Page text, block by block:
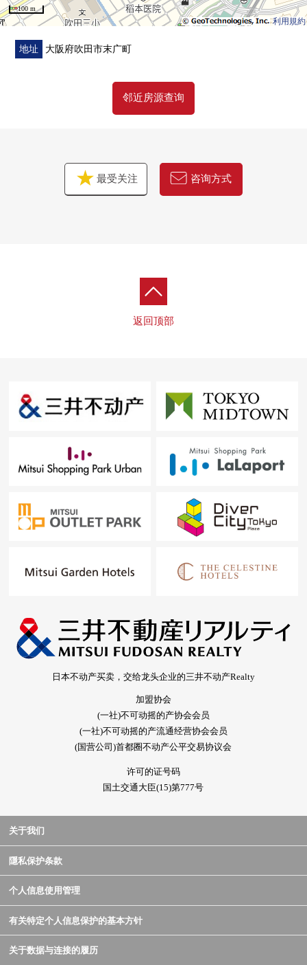
利用規約
100 m
地址 大阪府吹田市末广町
邻近房源查询
最受关注 咨询方式
返回顶部
日本不动产买卖，交给龙头企业的三井不动产Realty
加盟协会
(一社)不可动摇的产协会会员
(一社)不可动摇的产流通经营协会会员
(国营公司)首都圈不动产公平交易协议会
许可的证号码
国土交通大臣(15)第777号
关于我们
隱私保护条款
个人信息使用管理
有关特定个人信息保护的基本方针
关于数据与连接的履历